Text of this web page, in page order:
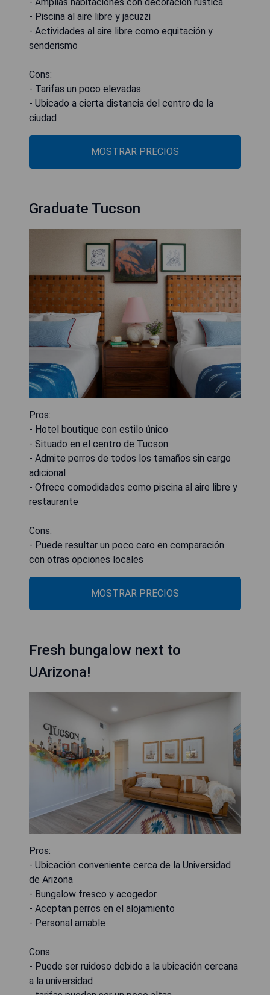
- Piscina al aire libre y jacuzzi
- Actividades al aire libre como equitación y
senderismo
Cons:
- Tarifas un poco elevadas
- Ubicado a cierta distancia del centro de la
ciudad
MOSTRAR PRECIOS
Graduate Tucson
Pros:
- Hotel boutique con estilo único
- Situado en el centro de Tucson
- Admite perros de todos los tamaños sin cargo
adicional
- Ofrece comodidades como piscina al aire libre y
restaurante
Cons:
- Puede resultar un poco caro en comparación
con otras opciones locales
MOSTRAR PRECIOS
Fresh bungalow next to
UArizona!
Pros:
- Ubicación conveniente cerca de la Universidad
de Arizona
- Bungalow fresco y acogedor
- Aceptan perros en el alojamiento
- Personal amable
Cons:
- Puede ser ruidoso debido a la ubicación cercana
a la universidad